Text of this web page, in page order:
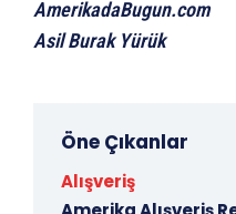
AmerikadaBugun.com
Asil Burak Yürük
Öne Çıkanlar
Alışveriş